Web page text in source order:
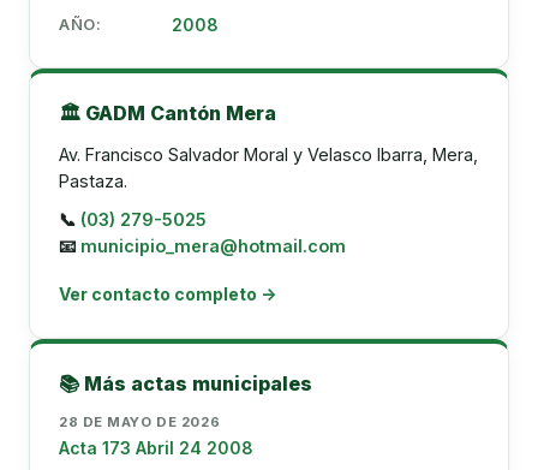
AÑO: 2008
🏛️ GADM Cantón Mera
Av. Francisco Salvador Moral y Velasco Ibarra, Mera,
Pastaza.
📞 (03) 279-5025
📧 municipio_mera@hotmail.com
Ver contacto completo →
📚 Más actas municipales
28 DE MAYO DE 2026
Acta 173 Abril 24 2008